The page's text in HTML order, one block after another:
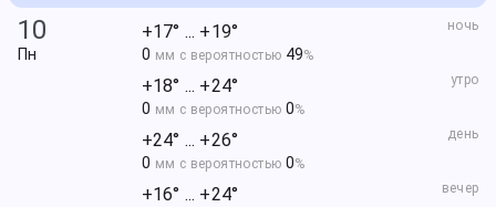
10
Пн
ночь
+17° ... +19°
0 мм с вероятностью 49%
утро
+18° ... +24°
0 мм с вероятностью 0%
день
+24° ... +26°
0 мм с вероятностью 0%
вечер
+16° ... +24°